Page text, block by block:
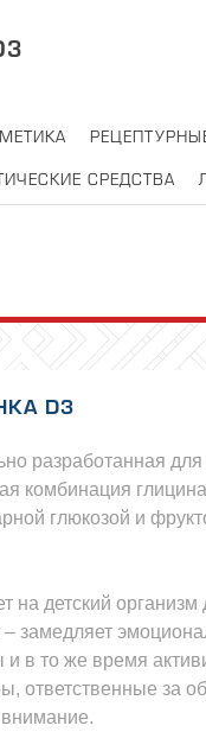
СРЕДСТВА
D3
разработанная для
комбинация
глюкозой и
на детский организм
– замедляет
и в то же время
ответственные за